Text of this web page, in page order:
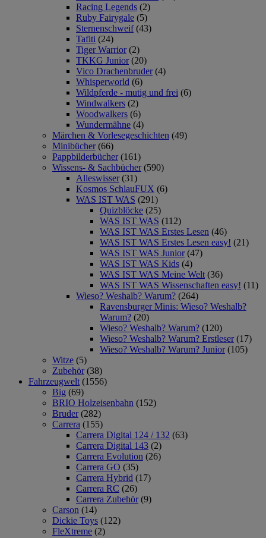
Racing Legends (2)
Ruby Fairygale (5)
Sternenschweif (43)
Tafiti (24)
Tiger Warrior (2)
TKKG Junior (20)
Vico Drachenbruder (4)
Whisperworld (6)
Wildpferde - mutig und frei (6)
Windwalkers (2)
Woodwalkers (6)
Wundermähne (4)
Märchen & Vorlesegeschichten (49)
Minibücher (66)
Pappbilderbücher (161)
Wissens- & Sachbücher (590)
Alleswisser (31)
Kosmos SchlauFUX (6)
WAS IST WAS (291)
Quizblöcke (25)
WAS IST WAS (112)
WAS IST WAS Erstes Lesen (46)
WAS IST WAS Erstes Lesen easy! (21)
WAS IST WAS Junior (47)
WAS IST WAS Kids (4)
WAS IST WAS Meine Welt (36)
WAS IST WAS Wissenschaften easy! (11)
Wieso? Weshalb? Warum? (264)
Ravensburger Minis: Wieso? Weshalb?
Warum? (20)
Wieso? Weshalb? Warum? (120)
Wieso? Weshalb? Warum? Erstleser (17)
Wieso? Weshalb? Warum? Junior (105)
Witze (5)
Zubehör (38)
Fahrzeugwelt (1556)
Big (69)
BRIO Holzeisenbahn (152)
Bruder (282)
Carrera (155)
Carrera Digital 124 / 132 (63)
Carrera Digital 143 (2)
Carrera Evolution (26)
Carrera GO (35)
Carrera Hybrid (17)
Carrera RC (26)
Carrera Zubehör (9)
Carson (14)
Dickie Toys (122)
FleXtreme (2)